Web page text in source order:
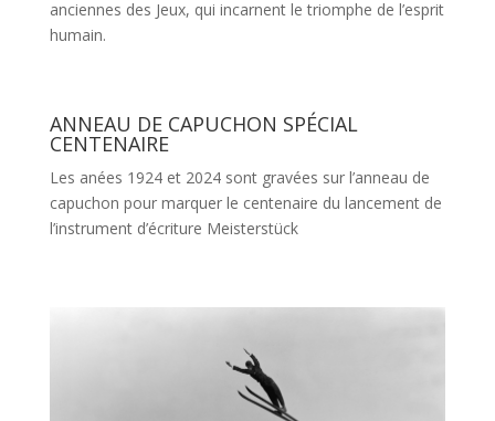
anciennes des Jeux, qui incarnent le triomphe de l’esprit
humain.
ANNEAU DE CAPUCHON SPÉCIAL
CENTENAIRE
Les anées 1924 et 2024 sont gravées sur l’anneau de
capuchon pour marquer le centenaire du lancement de
l’instrument d’écriture Meisterstück